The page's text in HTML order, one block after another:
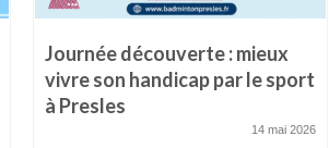
Journée découverte : mieux
vivre son handicap par le sport
à Presles
14 mai 2026